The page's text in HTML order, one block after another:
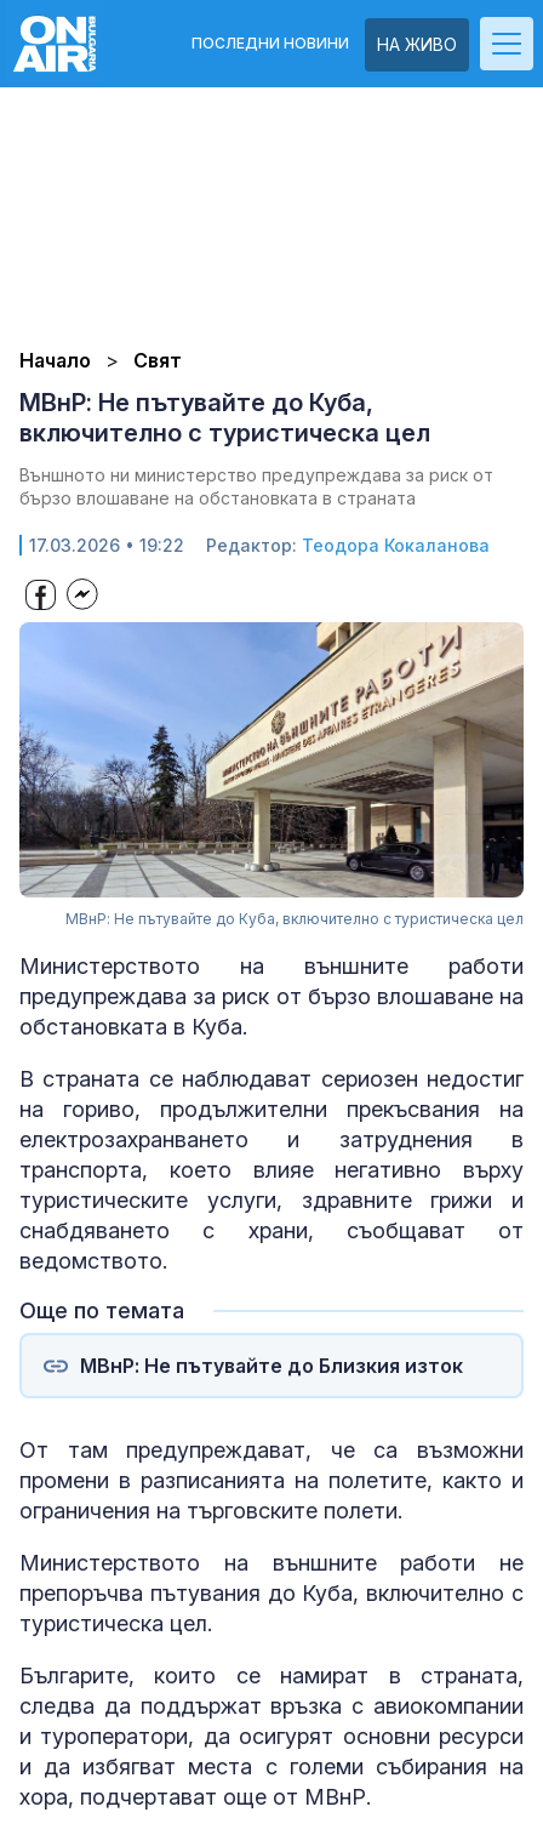
НА ЖИВО
ПОСЛЕДНИ НОВИНИ
Начало Свят
МВнР: Не пътувайте до Куба,
включително с туристическа цел
Външното ни министерство предупреждава за риск от
бързо влошаване на обстановката в страната
17.03.2026 • 19:22 Редактор: Теодора Кокаланова
МВнР: Не пътувайте до Куба, включително с туристическа цел
Министерството на външните работи
предупреждава за риск от бързо влошаване на
обстановката в Куба.
В страната се наблюдават сериозен недостиг
на гориво, продължителни прекъсвания на
електрозахранването и затруднения в
транспорта, което влияе негативно върху
туристическите услуги, здравните грижи и
снабдяването с храни, съобщават от
ведомството.
Още по темата
МВнР: Не пътувайте до Близкия изток
От там предупреждават, че са възможни
промени в разписанията на полетите, както и
ограничения на търговските полети.
Министерството на външните работи не
препоръчва пътувания до Куба, включително с
туристическа цел.
Българите, които се намират в страната,
следва да поддържат връзка с авиокомпании
и туроператори, да осигурят основни ресурси
и да избягват места с големи събирания на
хора, подчертават още от МВнР.